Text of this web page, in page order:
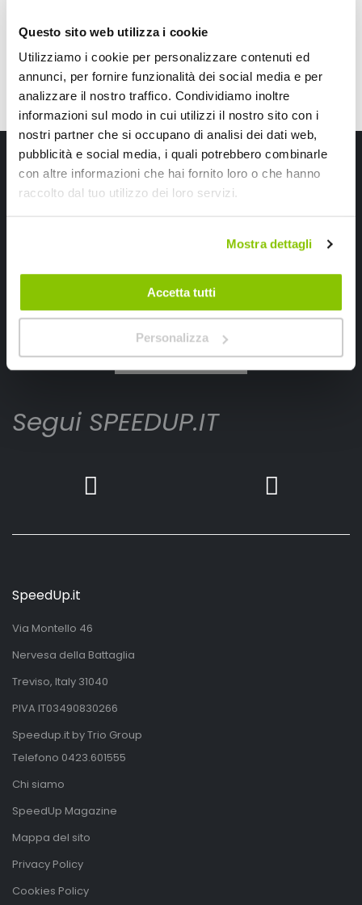
Questo sito web utilizza i cookie
Utilizziamo i cookie per personalizzare contenuti ed
annunci, per fornire funzionalità dei social media e per
analizzare il nostro traffico. Condividiamo inoltre
informazioni sul modo in cui utilizzi il nostro sito con i
nostri partner che si occupano di analisi dei dati web,
pubblicità e social media, i quali potrebbero combinarle
con altre informazioni che hai fornito loro o che hanno
raccolto dal tuo utilizzo dei loro servizi.
Mostra dettagli
Accetta tutti
Personalizza
Iscriviti alla newsletter Speedup
Ricevi subito uno sconto del 10% per il tuo primo acquisto online!
Ho letto e accettato il documentoprivacy policy
Iscrivimi
Segui SPEEDUP.IT
SpeedUp.it
Via Montello 46
Nervesa della Battaglia
Treviso, Italy 31040
PIVA IT03490830266
Speedup.it by Trio Group
Telefono 0423.601555
Chi siamo
SpeedUp Magazine
Mappa del sito
Privacy Policy
Cookies Policy